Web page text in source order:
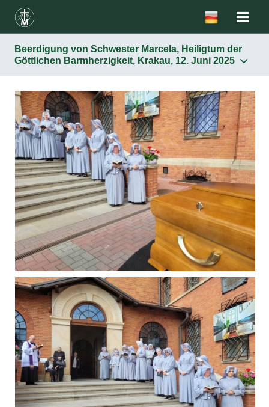
Beerdigung von Schwester Marcela, Heiligtum der
Göttlichen Barmherzigkeit, Krakau, 12. Juni 2025